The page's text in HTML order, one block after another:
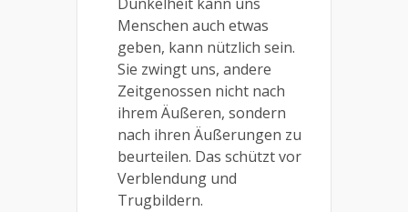
Dunkelheit kann uns
Menschen auch etwas
geben, kann nützlich sein.
Sie zwingt uns, andere
Zeitgenossen nicht nach
ihrem Äußeren, sondern
nach ihren Äußerungen zu
beurteilen. Das schützt vor
Verblendung und
Trugbildern.